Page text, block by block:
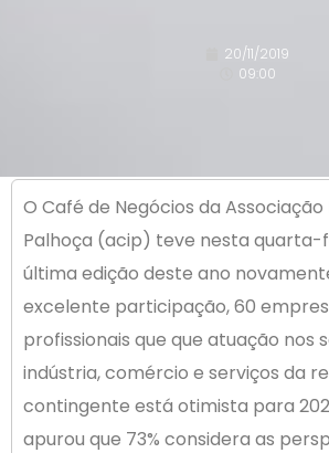
20/11/2019
09:00
O Café de Negócios da
Palhoça (acip) teve nesta quarta-
última edição deste ano
excelente participação, 60
profissionais que que atuação nos
indústria, comércio e serviços da
contingente está otimista para
apurou que 73% considera as